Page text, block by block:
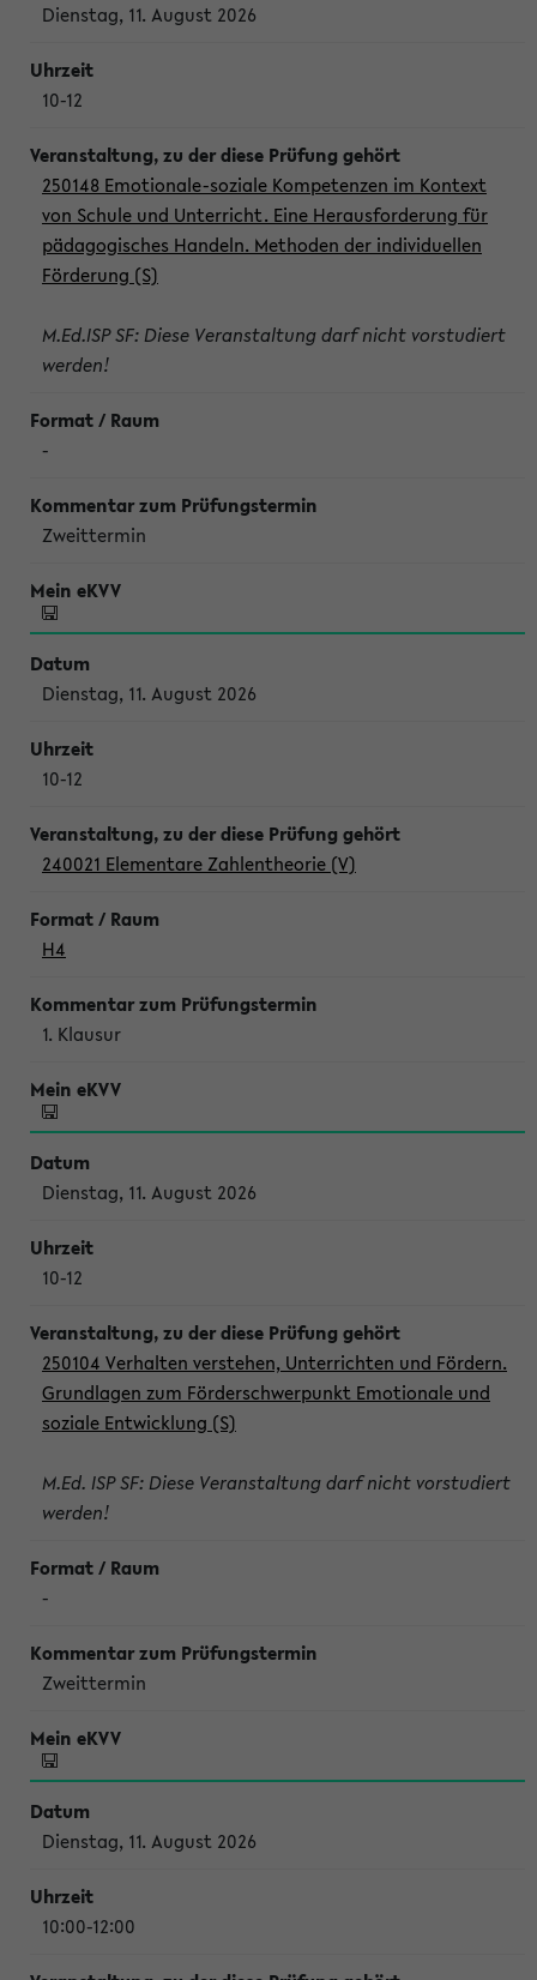
Dienstag, 11. August 2026
10-12
250148 Emotionale-soziale Kompetenzen im Kontext
von Schule und Unterricht. Eine Herausforderung für
pädagogisches Handeln. Methoden der individuellen
Förderung (S)
M.Ed.ISP SF: Diese Veranstaltung darf nicht vorstudiert
werden!
-
Zweittermin
Dienstag, 11. August 2026
10-12
240021 Elementare Zahlentheorie (V)
H4
1. Klausur
Dienstag, 11. August 2026
10-12
250104 Verhalten verstehen, Unterrichten und Fördern.
Grundlagen zum Förderschwerpunkt Emotionale und
soziale Entwicklung (S)
M.Ed. ISP SF: Diese Veranstaltung darf nicht vorstudiert
werden!
-
Zweittermin
Dienstag, 11. August 2026
10:00-12:00